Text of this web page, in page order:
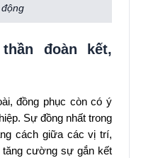
đoàn kết,
đồng phục còn có ý
Sự đồng nhất trong
cách giữa các vị trí,
tăng cường sự gắn kết